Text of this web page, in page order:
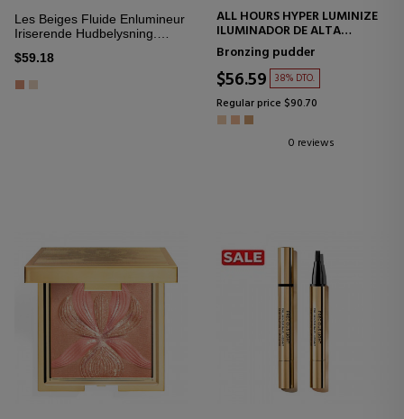
Les Beiges Fluide Enlumineur
Iriserende Hudbelysning.
Ansigt Og Krop
$59.18
ALL HOURS HYPER LUMINIZE
ILUMINADOR DE ALTA
COSTURA
Bronzing pudder
$56.59 38% DTO.
Regular price $90.70
0 reviews